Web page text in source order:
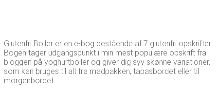
Glutenfri Boller er en e-bog bestående af 7 glutenfri opskrifter.
Bogen tager udgangspunkt i min mest populære opskrift fra
bloggen på yoghurtboller og giver dig syv skønne variationer,
som kan bruges til alt fra madpakken, tapasbordet eller til
morgenbordet.